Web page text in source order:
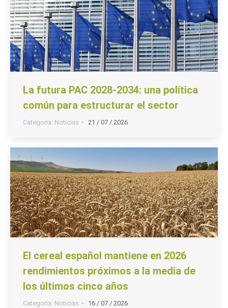
La futura PAC 2028-2034: una política
común para estructurar el sector
Categoria: Noticias 21 / 07 / 2026
El cereal español mantiene en 2026
rendimientos próximos a la media de
los últimos cinco años
Categoria: Noticias 16 / 07 / 2026